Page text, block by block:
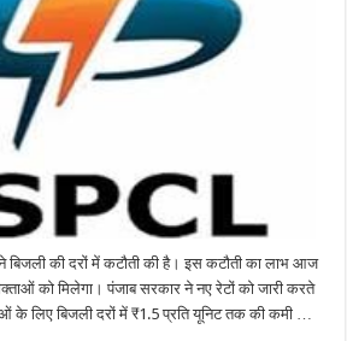
बिजली की दरों में कटौती की है। इस कटौती का लाभ आज
को मिलेगा। पंजाब सरकार ने नए रेटों को जारी करते
के लिए बिजली दरों में ₹1.5 प्रति यूनिट तक की कमी …